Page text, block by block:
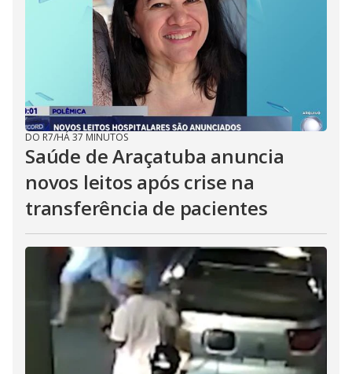
DO R7/HÁ 37 MINUTOS
Saúde de Araçatuba anuncia
novos leitos após crise na
transferência de pacientes